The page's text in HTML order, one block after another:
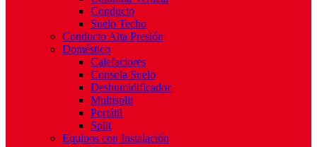
Conducto
Suelo Techo
Conducto Alta Presión
Doméstico
Calefactores
Consola Suelo
Deshumidificador
Multisplit
Portátil
Split
Equipos con Instalación